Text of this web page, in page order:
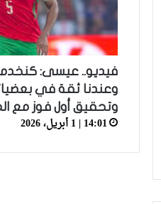
فيديو.. عيسى:
وعندنا ثقة في
وتحقيق أول فوز مع
14:01 | 1 أبريل، 2026